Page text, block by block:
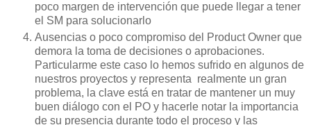
poco margen de intervención que puede llegar a tener
el SM para solucionarlo
Ausencias o poco compromiso del Product Owner que
demora la toma de decisiones o aprobaciones.
Particularme este caso lo hemos sufrido en algunos de
nuestros proyectos y representa realmente un gran
problema, la clave está en tratar de mantener un muy
buen diálogo con el PO y hacerle notar la importancia
de su presencia durante todo el proceso y las